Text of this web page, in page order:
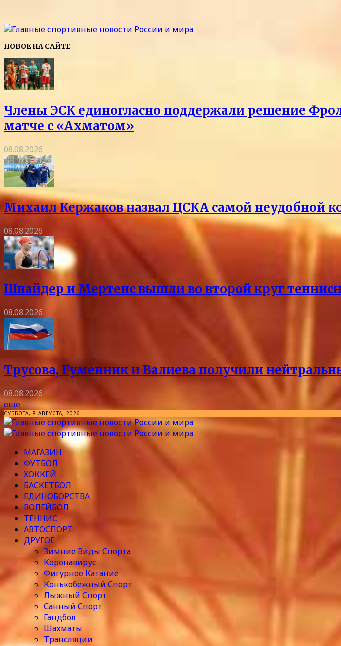
НОВОЕ НА САЙТЕ
Члены ЭСК единогласно поддержали решение
матче с «Ахматом»
08.08.2026
Михаил Кержаков назвал ЦСКА самой неудобной
08.08.2026
Шнайдер и Мертенс вышли во второй круг
08.08.2026
Трусова, Гуменник и Валиева получили
08.08.2026
еще
СУББОТА, 8 АВГУСТА, 2026
МАГАЗИН
ФУТБОЛ
ХОККЕЙ
БАСКЕТБОЛ
ЕДИНОБОРСТВА
ВОЛЕЙБОЛ
ТЕННИС
АВТОСПОРТ
ДРУГОЕ
Зимние Виды Спорта
Коронавирус
Фигурное Катание
Конькобежный Спорт
Лыжный Спорт
Санный Спорт
Гандбол
Шахматы
Трансляции